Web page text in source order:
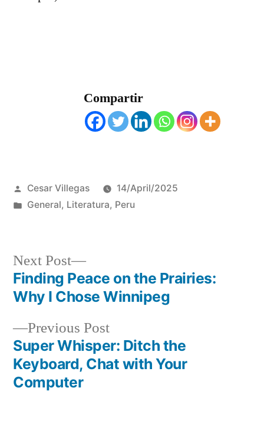
Compartir
Posted
by
Cesar Villegas
14/April/2025
Posted
General, Literatura, Peru
Post
navigation
Previous PostPrevious
post:
Super Whisper: Ditch the
Keyboard, Chat with Your
Computer
Next Post
Next
post:
Finding Peace on the Prairies:
Why I Chose Winnipeg